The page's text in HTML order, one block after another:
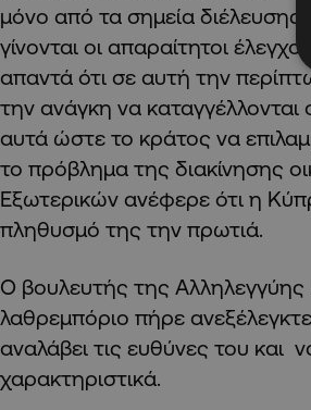
μόνο από τα σημεία διέλευσης
γίνονται οι απαραίτητοι
απαντά ότι σε αυτή την
την ανάγκη να καταγγέλλονται
αυτά ώστε το κράτος να
το πρόβλημα της διακίνησης
Εξωτερικών ανέφερε ότι η
πληθυσμό της την πρωτιά.
Ο βουλευτής της Αλληλεγγύης
λαθρεμπόριο πήρε
αναλάβει τις ευθύνες του και
χαρακτηριστικά.